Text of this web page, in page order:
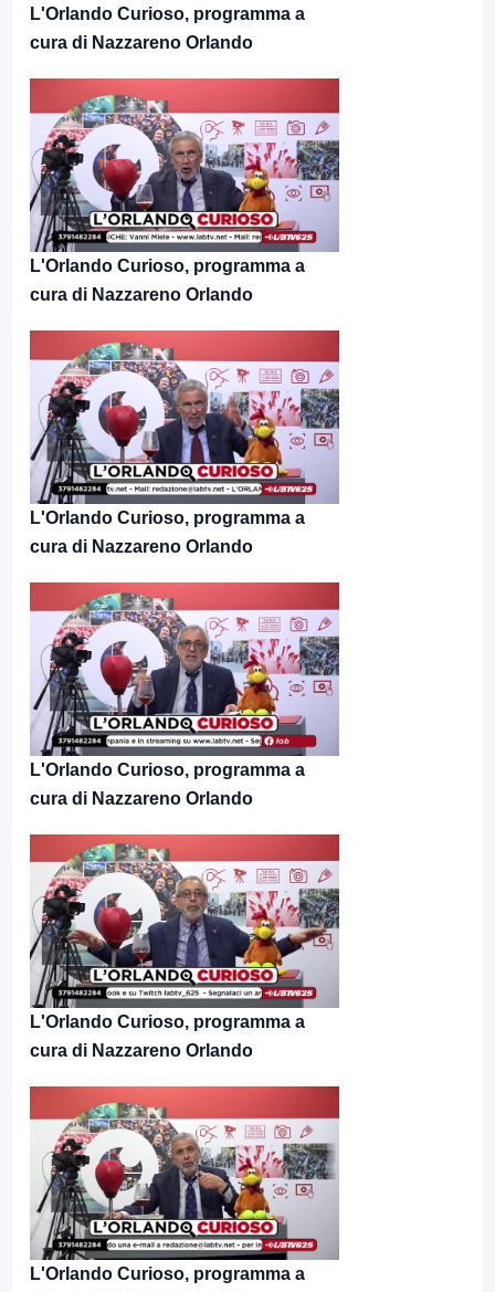
L'Orlando Curioso, programma a
cura di Nazzareno Orlando
L'Orlando Curioso, programma a
cura di Nazzareno Orlando
L'Orlando Curioso, programma a
cura di Nazzareno Orlando
L'Orlando Curioso, programma a
cura di Nazzareno Orlando
L'Orlando Curioso, programma a
cura di Nazzareno Orlando
L'Orlando Curioso, programma a